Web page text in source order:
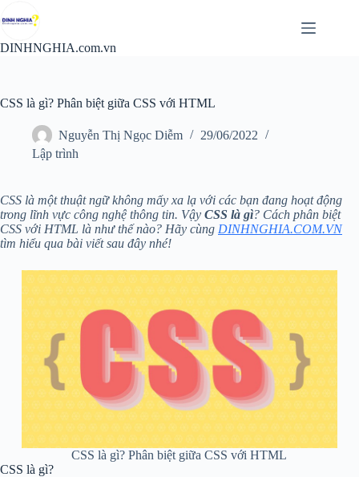
đến
nội
DINHNGHIA.com.vn
CSS là gì? Phân biệt giữa CSS với HTML
Nguyễn Thị Ngọc Diễm
29/06/2022
Lập trình
CSS là một thuật ngữ không mấy xa lạ với các bạn đang hoạt động
trong lĩnh vực công nghệ thông tin. Vậy CSS là gì? Cách phân biệt
CSS với HTML là như thế nào? Hãy cùng DINHNGHIA.COM.VN
tìm hiểu qua bài viết sau đây nhé!
CSS là gì? Phân biệt giữa CSS với HTML
CSS là gì?